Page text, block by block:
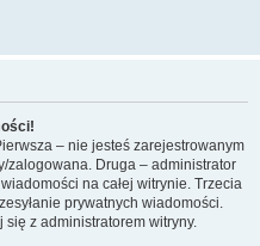
– nie jesteś zarejestrowanym
zalogowana. Druga – administrator
na całej witrynie. Trzecia
prywatnych wiadomości.
z administratorem witryny.